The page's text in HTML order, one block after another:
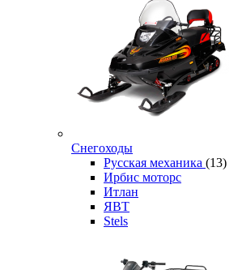
Снегоходы
Русская механика (13)
Ирбис моторс
Итлан
ЯВТ
Stels